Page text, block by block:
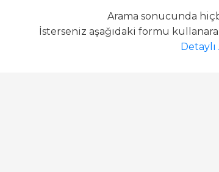
Arama sonucunda
İsterseniz aşağıdaki formu
Detaylı